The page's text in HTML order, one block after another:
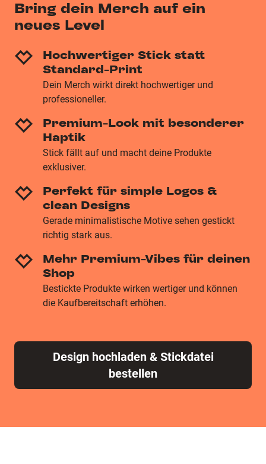
Bring dein Merch auf ein
neues Level
Hochwertiger Stick statt
Standard-Print
Dein Merch wirkt direkt hochwertiger und
professioneller.
Premium-Look mit besonderer
Haptik
Stick fällt auf und macht deine Produkte
exklusiver.
Perfekt für simple Logos &
clean Designs
Gerade minimalistische Motive sehen gestickt
richtig stark aus.
Mehr Premium-Vibes für deinen
Shop
Bestickte Produkte wirken wertiger und können
die Kaufbereitschaft erhöhen.
Design hochladen & Stickdatei
bestellen